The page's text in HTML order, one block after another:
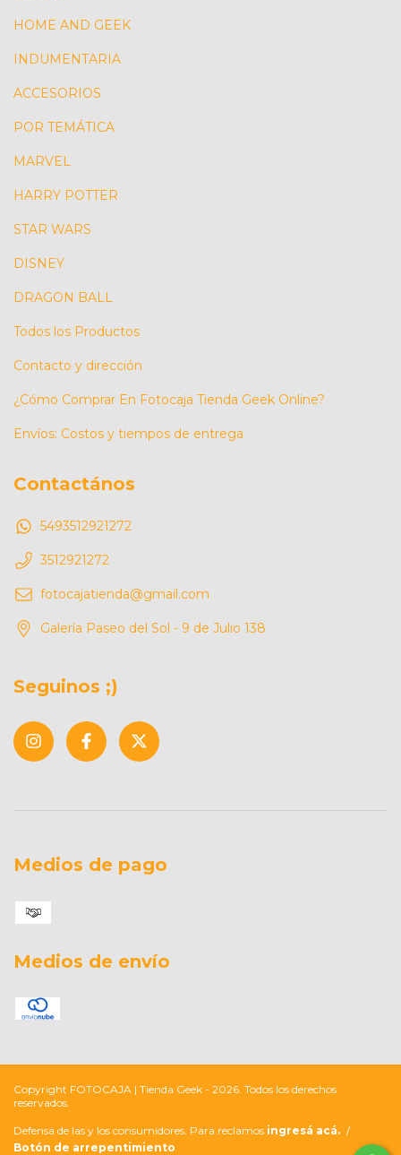
HOME AND GEEK
INDUMENTARIA
ACCESORIOS
POR TEMÁTICA
MARVEL
HARRY POTTER
STAR WARS
DISNEY
DRAGON BALL
Todos los Productos
Contacto y dirección
¿Cómo Comprar En Fotocaja Tienda Geek Online?
Envíos: Costos y tiempos de entrega
Contactános
5493512921272
3512921272
fotocajatienda@gmail.com
Galería Paseo del Sol - 9 de Julio 138
Seguinos ;)
Medios de pago
Medios de envío
Copyright FOTOCAJA | Tienda Geek - 2026. Todos los derechos
reservados.
Defensa de las y los consumidores. Para reclamos ingresá acá. /
Botón de arrepentimiento